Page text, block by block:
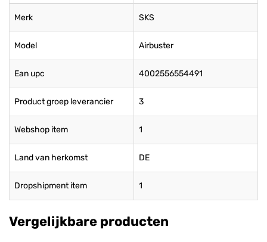
Merk SKS
Model Airbuster
Ean upc 4002556554491
Product groep leverancier 3
Webshop item 1
Land van herkomst DE
Dropshipment item 1
Vergelijkbare producten